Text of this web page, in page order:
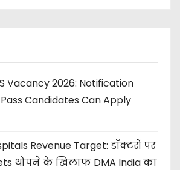
Vacancy 2026: Notification
Candidates Can Apply
Revenue Target: डॉक्टरों पर
थोपने के खिलाफ DMA India का